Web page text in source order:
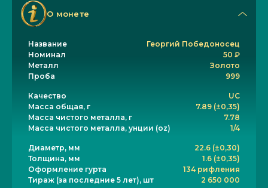
О монете
Название
Георгий Победоносец
Номинал
50 ₽
Металл
Золото
Проба
999
Качество
UC
Масса общая, г
7.89 (±0,35)
Масса чистого металла, г
7.78
Масса чистого металла, унции (oz)
1/4
Диаметр, мм
22.6 (±0,30)
Толщина, мм
1.6 (±0,35)
Оформление гурта
134 рифления
Тираж (за последние 5 лет), шт
2 650 000